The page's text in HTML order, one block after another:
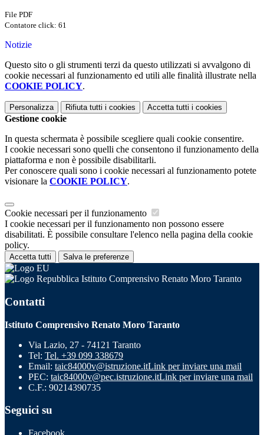
File PDF
Contatore click: 61
Notizie
Questo sito o gli strumenti terzi da questo utilizzati si avvalgono di
cookie necessari al funzionamento ed utili alle finalità illustrate nella
COOKIE POLICY.
Personalizza Rifiuta tutti i cookies Accetta tutti i cookies
Gestione cookie
In questa schermata è possibile scegliere quali cookie consentire.
I cookie necessari sono quelli che consentono il funzionamento della
piattaforma e non è possibile disabilitarli.
Per conoscere quali sono i cookie necessari al funzionamento potete
visionare la COOKIE POLICY.
Cookie necessari per il funzionamento
I cookie necessari per il funzionamento non possono essere
disabilitati. È possibile consultare l'elenco nella pagina della cookie
policy.
Accetta tutti Salva le preferenze
Istituto Comprensivo Renato Moro Taranto
Contatti
Istituto Comprensivo Renato Moro Taranto
Via Lazio, 27 - 74121 Taranto
Tel: Tel. +39 099 338679
Email: taic84000v@istruzione.itLink per inviare una mail
PEC: taic84000v@pec.istruzione.itLink per inviare una mail
C.F.: 90214390735
Seguici su
Facebook